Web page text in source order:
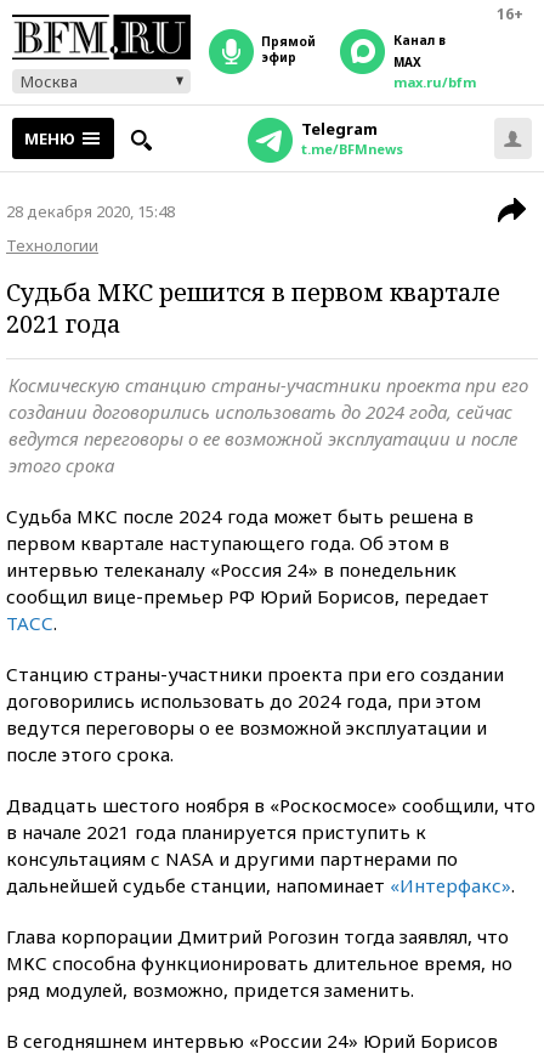
16+
Москва
прямой
эфир
Канал в
MAX
max.ru/bfm
МЕНЮ Telegram
t.me/BFMnews
28 декабря 2020, 15:48
Технологии
Судьба МКС решится в первом квартале
2021 года
Космическую станцию страны-участники проекта при его
создании договорились использовать до 2024 года, сейчас
ведутся переговоры о ее возможной эксплуатации и после
этого срока
Судьба МКС после 2024 года может быть решена в
первом квартале наступающего года. Об этом в
интервью телеканалу «Россия 24» в понедельник
сообщил вице-премьер РФ Юрий Борисов, передает
ТАСС.
Станцию страны-участники проекта при его создании
договорились использовать до 2024 года, при этом
ведутся переговоры о ее возможной эксплуатации и
после этого срока.
Двадцать шестого ноября в «Роскосмосе» сообщили, что
в начале 2021 года планируется приступить к
консультациям с NASA и другими партнерами по
дальнейшей судьбе станции, напоминает «Интерфакс».
Глава корпорации Дмитрий Рогозин тогда заявлял, что
МКС способна функционировать длительное время, но
ряд модулей, возможно, придется заменить.
В сегодняшнем интервью «России 24» Юрий Борисов